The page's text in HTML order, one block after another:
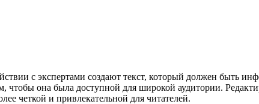
с экспертами создают текст, который должен быть
она была доступной для широкой аудитории.
четкой и привлекательной для читателей.